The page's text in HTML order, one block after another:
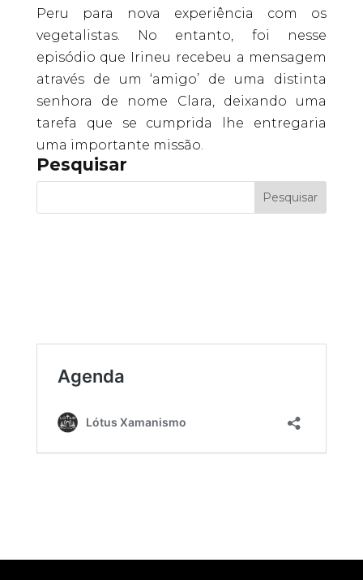
Peru para nova experiência com os
vegetalistas. No entanto, foi nesse
episódio que Irineu recebeu a mensagem
através de um ‘amigo’ de uma distinta
senhora de nome Clara, deixando uma
tarefa que se cumprida lhe entregaria
uma importante missão.
Pesquisar